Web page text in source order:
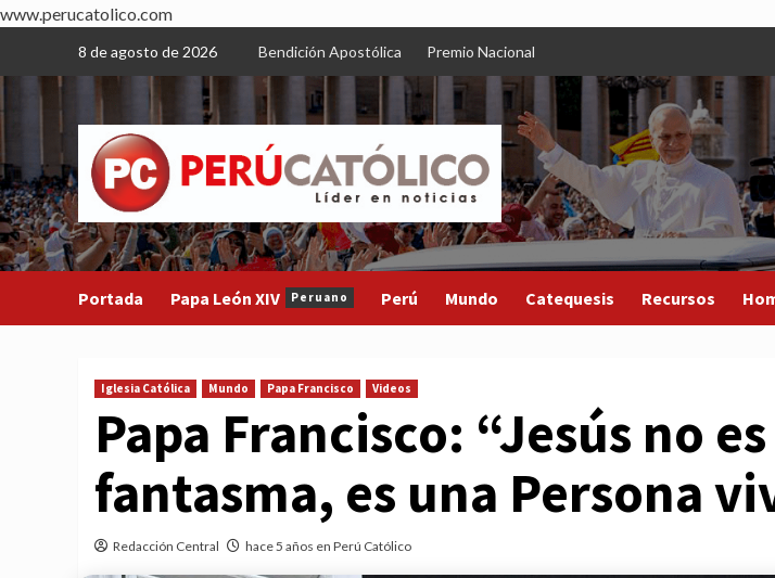
www.perucatolico.com
content
8 de agosto de 2026 Bendición Apostólica Premio Nacional
Portada Papa León XIV Peruano Perú Mundo Catequesis Recursos
Iglesia Católica Mundo Papa Francisco Videos
Papa Francisco: “Jesús no
fantasma, es una Persona
Redacción Central hace 5 años en Perú Católico